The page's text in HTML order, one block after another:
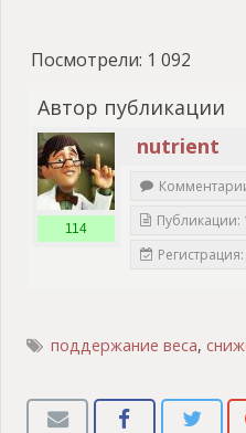
Посмотрели: 1 092
Автор публикации
nutrient
114
Публикации:
поддержание веса,